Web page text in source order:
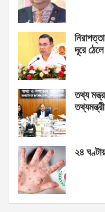
দূরে
তথ্য
তথ্যমন্ত্রী
২৪